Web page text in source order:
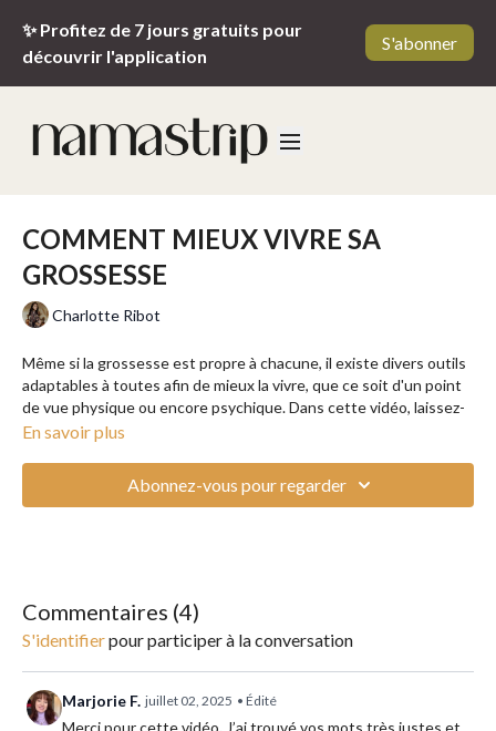
✨ Profitez de 7 jours gratuits pour
découvrir l'application
S'abonner
COMMENT MIEUX VIVRE SA
GROSSESSE
Charlotte Ribot
Même si la grossesse est propre à chacune, il existe divers outils
adaptables à toutes afin de mieux la vivre, que ce soit d'un point
de vue physique ou encore psychique. Dans cette vidéo, laissez-
vous guider par Charlotte qui vous donne tous les outils afin
Conseil : n'hésitez pas à prendre des notes.
En savoir plus
Abonnez-vous pour regarder
Commentaires (4)
S'identifierpour participer à la conversation
Marjorie F. juillet 02, 2025 • Édité
Merci pour cette vidéo. J’ai trouvé vos mots très justes et